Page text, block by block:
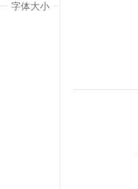
字体大小